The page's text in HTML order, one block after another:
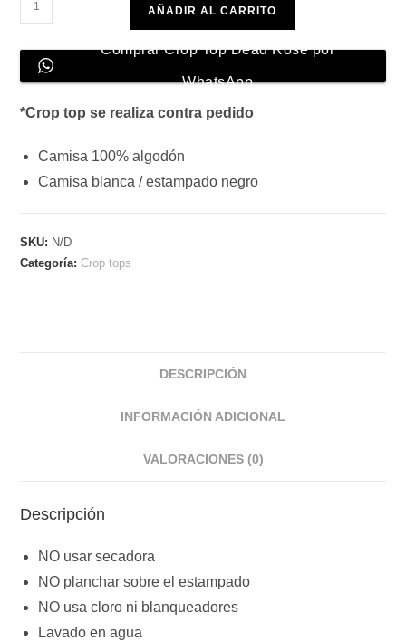
Top
Dead
Rose
AÑADIR AL CARRITO
Comprar Crop Top Dead Rose por
WhatsApp
*Crop top se realiza contra pedido
Camisa 100% algodón
Camisa blanca / estampado negro
SKU: N/D
Categoría:Crop tops
DESCRIPCIÓN
INFORMACIÓN ADICIONAL
VALORACIONES (0)
Descripción
NO usar secadora
NO planchar sobre el estampado
NO usa cloro ni blanqueadores
Lavado en agua